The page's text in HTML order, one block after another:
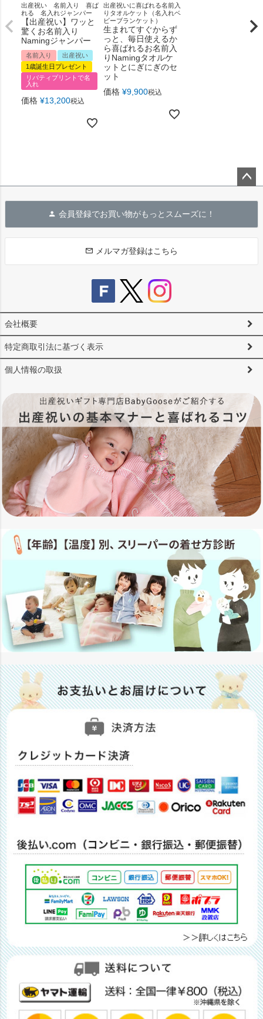
出産祝い 名前入り 喜ば
れる 名入れジャンパー
【出産祝い】ワッと
驚くお名前入り
Namingジャンパー
名前入り
出産祝い
1歳誕生日プレゼント
リバティプリントで名
入れ
価格 ¥13,200税込
出産祝いに喜ばれる名前入
りタオルケット（名入れベ
ビーブランケット）
生まれてすぐからず
っと、毎日使えるか
ら喜ばれるお名前入
りNamingタオルケ
ットとにぎにぎのセ
ット
価格 ¥9,900税込
へ
会員登録でお買い物がもっとスムーズに！
メルマガ登録はこちら
会社概要
特定商取引法に基づく表示
個人情報の取扱